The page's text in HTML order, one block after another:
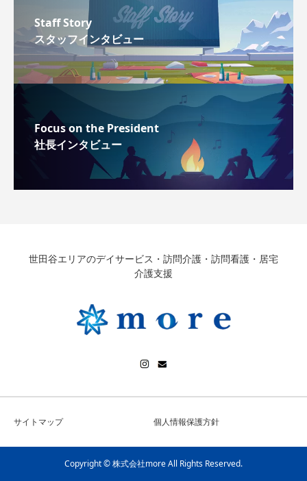
Staff Story
スタッフインタビュー
Focus on the President
社長インタビュー
世田谷エリアのデイサービス・訪問介護・訪問看護・居宅
介護支援
サイトマップ 個人情報保護方針
Copyright © 株式会社more All Rights Reserved.